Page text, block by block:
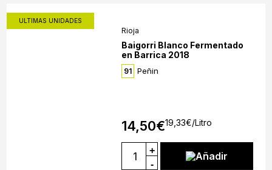
ULTIMAS UNIDADES
Rioja
Baigorri Blanco Fermentado
en Barrica 2018
91 Peñin
14,50€19,33€/Litro
+
-
Añadir